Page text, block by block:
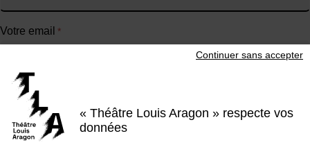
« Théâtre Louis Aragon » respecte vos
données
Continuer sans accepter
Votre email *
Votre message